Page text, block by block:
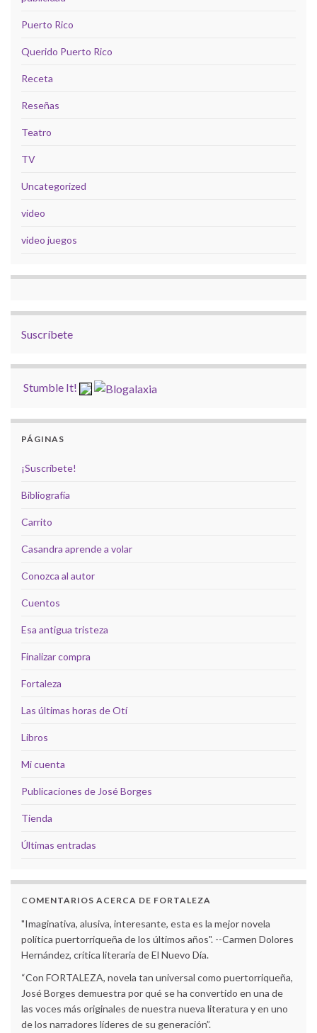
Puerto Rico
Querido Puerto Rico
Receta
Reseñas
Teatro
TV
Uncategorized
video
video juegos
Suscríbete
Stumble It!
PÁGINAS
¡Suscríbete!
Bibliografía
Carrito
Casandra aprende a volar
Conozca al autor
Cuentos
Esa antigua tristeza
Finalizar compra
Fortaleza
Las últimas horas de Otí
Libros
Mi cuenta
Publicaciones de José Borges
Tienda
Últimas entradas
COMENTARIOS ACERCA DE FORTALEZA
"Imaginativa, alusiva, interesante, esta es la mejor novela
política puertorriqueña de los últimos años". --Carmen Dolores
Hernández, crítica literaria de El Nuevo Día.
“Con FORTALEZA, novela tan universal como puertorriqueña,
José Borges demuestra por qué se ha convertido en una de
las voces más originales de nuestra nueva literatura y en uno
de los narradores líderes de su generación”.